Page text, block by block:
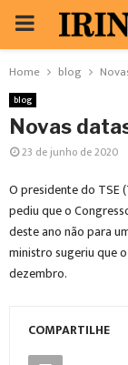
PRIMARY
MENU
Home blog
blog
Novas
23 de junho de 2020
O presidente do TSE
pediu que o
deste ano não para
ministro sugeriu que
dezembro.
COMPARTILHE